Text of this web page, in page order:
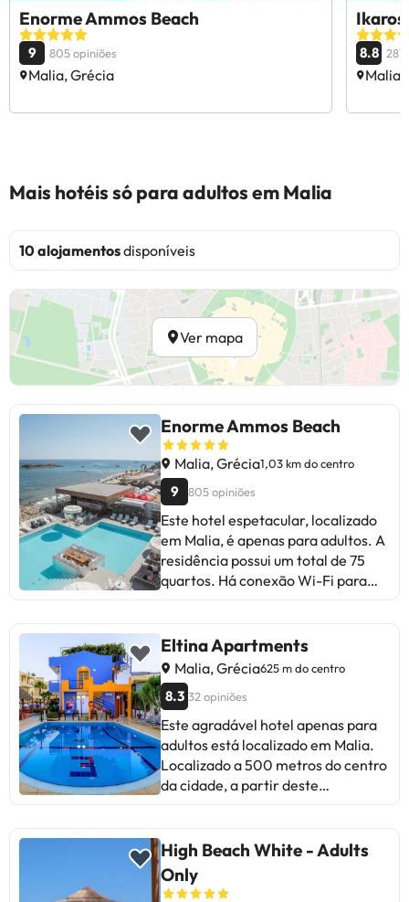
Enorme Ammos Beach
9 805 opiniões
Malia, Grécia
Ikaros
8.8 287
Malia,
Mais hotéis só para adultos em Malia
10 alojamentosdisponíveis
Ver mapa
Enorme Ammos Beach
Malia, Grécia1,03 km do centro
9 805 opiniões
Este hotel espetacular, localizado
em Malia, é apenas para adultos. A
residência possui um total de 75
quartos. Há conexão Wi-Fi para
não oferece serviço de recepção
24 horas. O AMMOS BEACH não
oferece berços mediante
solicitação. Os hóspedes deste
estabelecimento não sofrerão
nenhum desconforto durante a
estadia, pois não permite animais
de estimação. Além disso, as
uma estadia mais confortável. .
Alguns dos serviços listados podem
ser extras que devem ser pagos no
Eltina Apartments
Malia, Grécia625 m do centro
8.3 32 opiniões
Este agradável hotel apenas para
adultos está localizado em Malia.
Localizado a 500 metros do centro
da cidade, a partir deste
alojamento fica perto das
principais áreas de lazer. Os
hóspedes encontrarão o campo de
High Beach White - Adults
Only